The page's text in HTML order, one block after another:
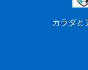
カラダと